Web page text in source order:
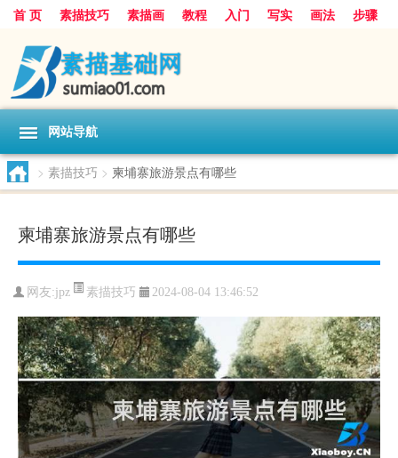
首 页 素描技巧 素描画 教程 入门 写实 画法
步骤
基础
超写实
网站导航
> 素描技巧 > 柬埔寨旅游景点有哪些
柬埔寨旅游景点有哪些
网友:jpz 素描技巧 2024-08-04 13:46:52